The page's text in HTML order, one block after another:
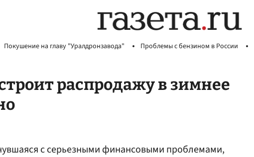
Покушение на главу "Уралдронзавода" Проблемы с бензином в России
распродажу в зимнее
с серьезными финансовыми проблемами,